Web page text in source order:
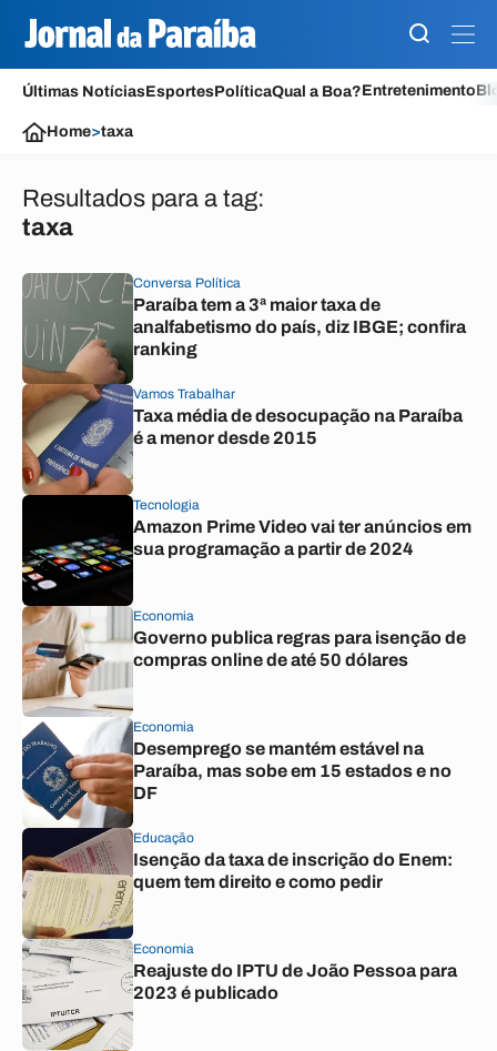
Últimas NotíciasEsportesPolíticaQual a Boa?Entretenimento
Home>taxa
Resultados para a tag:
taxa
Conversa Política
Paraíba tem a 3ª maior taxa de
analfabetismo do país, diz IBGE; confira
ranking
Vamos Trabalhar
Taxa média de desocupação na Paraíba
é a menor desde 2015
Tecnologia
Amazon Prime Video vai ter anúncios em
sua programação a partir de 2024
Economia
Governo publica regras para isenção de
compras online de até 50 dólares
Economia
Desemprego se mantém estável na
Paraíba, mas sobe em 15 estados e no
DF
Educação
Isenção da taxa de inscrição do Enem:
quem tem direito e como pedir
Economia
Reajuste do IPTU de João Pessoa para
2023 é publicado